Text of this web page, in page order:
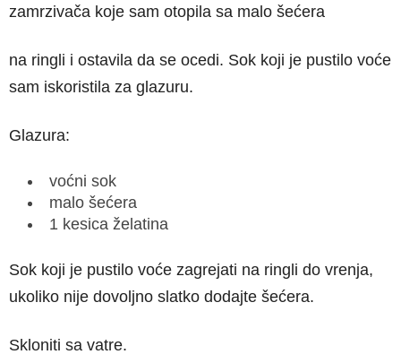
zamrzivača koje sam otopila sa malo šećera
na ringli i ostavila da se ocedi. Sok koji je pustilo voće
sam iskoristila za glazuru.
Glazura:
voćni sok
malo šećera
1 kesica želatina
Sok koji je pustilo voće zagrejati na ringli do vrenja,
ukoliko nije dovoljno slatko dodajte šećera.
Skloniti sa vatre.